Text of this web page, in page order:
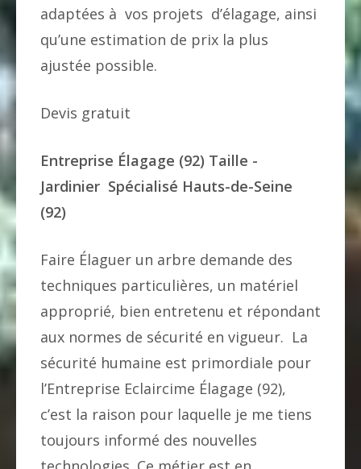
adaptées à vos projets d’élagage, ainsi
qu’une estimation de prix la plus
ajustée possible.
Devis gratuit
Entreprise Élagage (92) Taille -
Jardinier Spécialisé Hauts-de-Seine
(92)
Faire Élaguer un arbre demande des
techniques particulières, un matériel
approprié, bien entretenu et répondant
aux normes de sécurité en vigueur. La
sécurité humaine est primordiale pour
l’Entreprise Eclaircime Élagage (92),
c’est la raison pour laquelle je me tiens
toujours informé des nouvelles